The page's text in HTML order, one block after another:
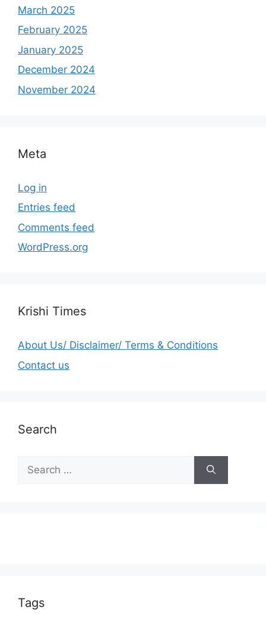
March 2025
February 2025
January 2025
December 2024
November 2024
Meta
Log in
Entries feed
Comments feed
WordPress.org
Krishi Times
About Us/ Disclaimer/ Terms & Conditions
Contact us
Search
Tags